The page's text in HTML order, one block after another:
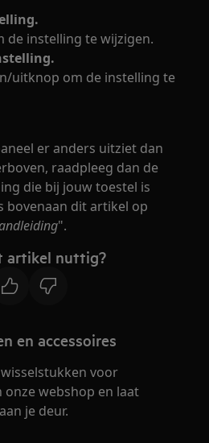
de instelling te wijzigen.
uitknop om de instelling te
er anders uitziet dan
raadpleeg dan de
die bij jouw toestel is
bovenaan dit artikel op
".
artikel nuttig?
en accessoires
voor
onze webshop en laat
je deur.